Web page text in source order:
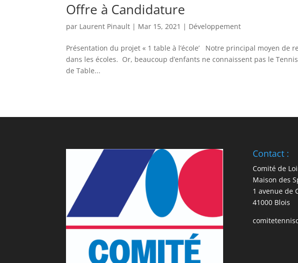
Offre à Candidature
par Laurent Pinault | Mar 15, 2021 | Développement
Présentation du projet « 1 table à l’école’ Notre principal moyen de
dans les écoles. Or, beaucoup d’enfants ne connaissent pas le
de Table...
Contact :
Comité de
Maison des
1 avenue de
41000 Blois